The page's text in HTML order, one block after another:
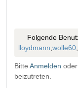
Folgende
lloydmann wolle60
Bitte Anmelden oder
beizutreten.